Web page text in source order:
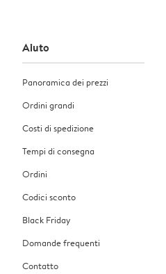
Aiuto
Panoramica dei prezzi
Ordini grandi
Costi di spedizione
Tempi di consegna
Ordini
Codici sconto
Black Friday
Domande frequenti
Contatto